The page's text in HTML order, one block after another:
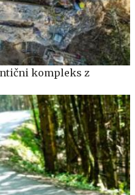
kompleks z